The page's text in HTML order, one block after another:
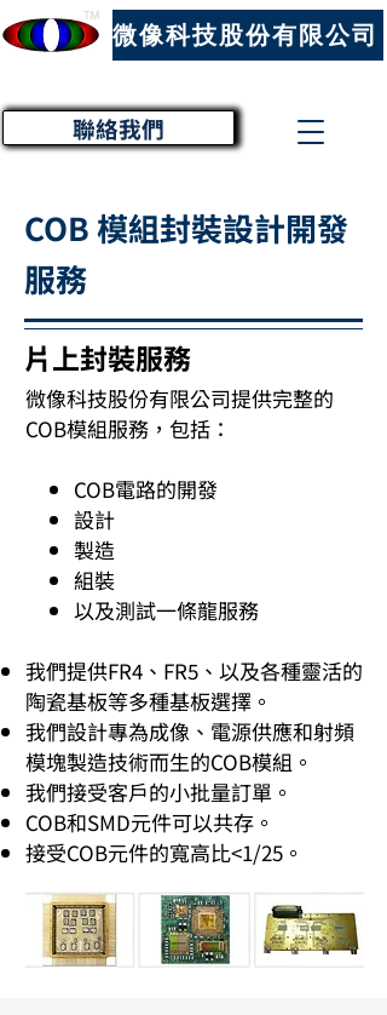
聯絡我們
微像科技股份有限公司
™
COB 模組封裝設計開發
服務
片上封裝服務
微像科技股份有限公司提供完整的
COB模組服務，包括：
COB電路的開發
設計
製造
組裝
以及測試一條龍服務
我們提供FR4、FR5、以及各種靈活的
陶瓷基板等多種基板選擇。
我們設計專為成像、電源供應和射頻
模塊製造技術而生的COB模組。
我們接受客戶的小批量訂單。
COB和SMD元件可以共存。
接受COB元件的寬高比<1/25。